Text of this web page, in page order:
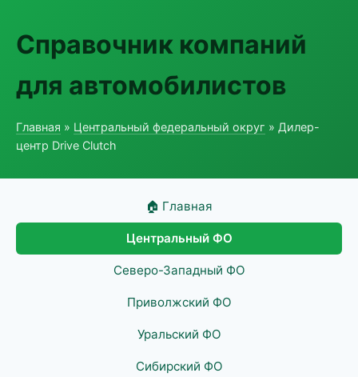
Справочник компаний
для автомобилистов
Главная » Центральный федеральный округ » Дилер-
центр Drive Clutch
🏠 Главная
Центральный ФО
Северо-Западный ФО
Приволжский ФО
Уральский ФО
Сибирский ФО